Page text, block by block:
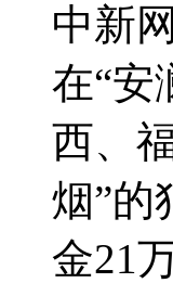
中新
在“安
西、
烟”的
金21